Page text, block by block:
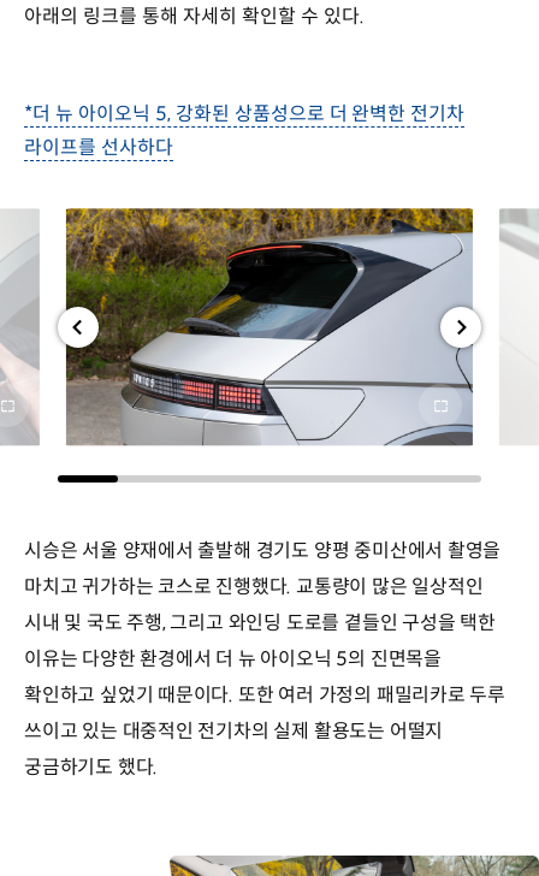
아래의 링크를 통해 자세히 확인할 수 있다.
*더 뉴 아이오닉 5, 강화된 상품성으로 더 완벽한 전기차
라이프를 선사하다
전체
화면
전체
화면
시승은 서울 양재에서 출발해 경기도 양평 중미산에서 촬영을
마치고 귀가하는 코스로 진행했다. 교통량이 많은 일상적인
시내 및 국도 주행, 그리고 와인딩 도로를 곁들인 구성을 택한
이유는 다양한 환경에서 더 뉴 아이오닉 5의 진면목을
확인하고 싶었기 때문이다. 또한 여러 가정의 패밀리카로 두루
쓰이고 있는 대중적인 전기차의 실제 활용도는 어떨지
궁금하기도 했다.